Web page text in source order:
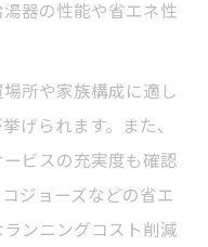
器の性能や省エネ性
所や家族構成に適し
げられます。また、
ビスの充実度も確認
ジョーズなどの省エ
ンニングコスト削減